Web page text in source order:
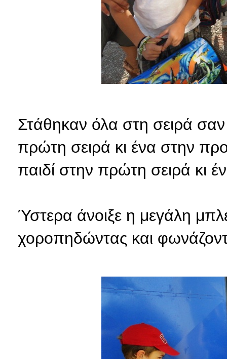
Στάθηκαν όλα στη σειρά σαν
πρώτη σειρά κι ένα στην
παιδί στην πρώτη σειρά κι
Ύστερα άνοιξε η μεγάλη
χοροπηδώντας και